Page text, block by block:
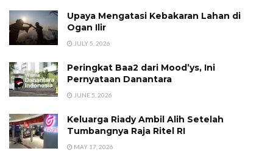
Upaya Mengatasi Kebakaran Lahan di
Ogan Ilir
JULY 5, 2026
Peringkat Baa2 dari Mood’ys, Ini
Pernyataan Danantara
JUNE 5, 2026
Keluarga Riady Ambil Alih Setelah
Tumbangnya Raja Ritel RI
MAY 17, 2026